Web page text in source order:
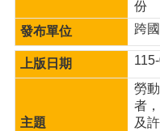
份
跨
勞
者
及